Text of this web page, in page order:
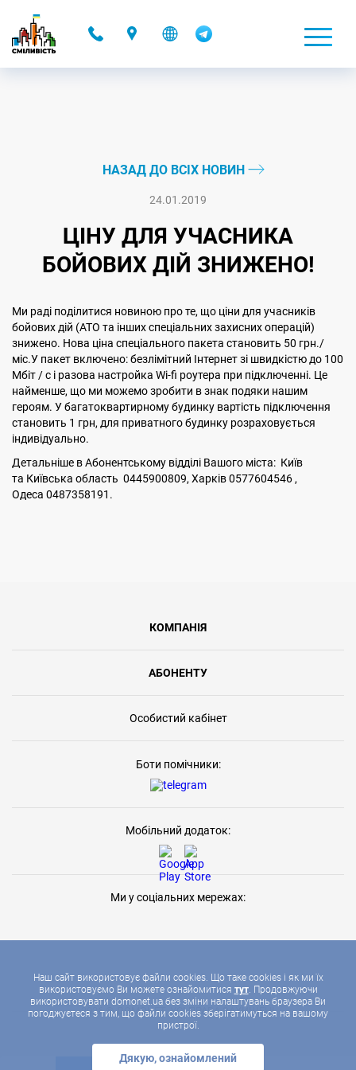
Наш сайт використовує файли cookies. Що таке cookies і як ми їх
використовуємо Ви можете ознайомитися тут. Продовжуючи
використовувати domonet.ua без зміни налаштувань браузера Ви
погоджуєтеся з тим, що файли cookies зберігатимуться на вашому
пристрої.
Дякую, ознайомлений
НАЗАД ДО ВСІХ НОВИН
24.01.2019
ЦІНУ ДЛЯ УЧАСНИКА
БОЙОВИХ ДІЙ ЗНИЖЕНО!
Ми раді поділитися новиною про те, що ціни для учасників
бойових дій (АТО та інших спеціальних захисних операцій)
знижено. Нова ціна спеціального пакета становить 50 грн./
міс.У пакет включено: безлімітний Інтернет зі швидкістю до 100
Мбіт / с і разова настройка Wi-fi роутера при підключенні. Це
найменше, що ми можемо зробити в знак подяки нашим
героям. У багатоквартирному будинку вартість підключення
становить 1 грн, для приватного будинку розраховується
індивідуально.
Детальніше в Абонентському відділі Вашого міста: Київ
та Київська область 0445900809, Харків 0577604546 ,
Одеса 0487358191.
КОМПАНІЯ
АБОНЕНТУ
Особистий кабінет
Боти помічники:
Мобільний додаток:
Ми у соціальних мережах:
2026 © ДОМОНЕТ, УСІ ПРАВА ЗАХИЩЕНІ